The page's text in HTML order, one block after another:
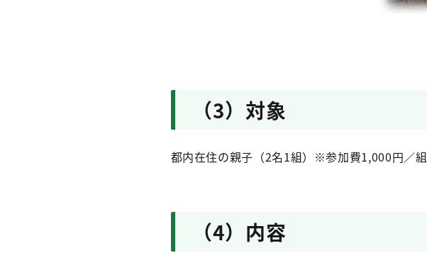
（3）対象
都内在住の親子（2名1組）※参加費1,000円／組
（4）内容